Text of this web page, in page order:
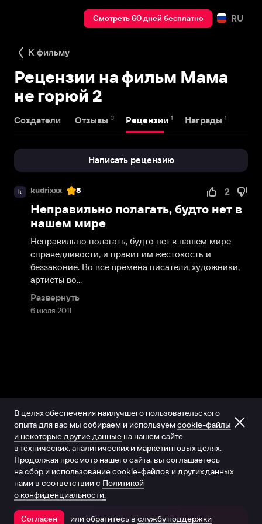
Смотреть 60 дней бесплатно RU
К фильму
Рецензии на фильм Мама
не горюй 2
Создатели Отзывы 3 Рецензии 1 Награды 1
Написать рецензию
k kudrixxx
6 июля 2011
8 2
Неправильно полагать, будто нет в
нашем мире
Неправильно полагать, будто нет в нашем мире
справедливости, и правит им жестокость и
беззаконие. Во все времена писатели, художники,
артисты во...
Развернуть
Открыть в приложении
В целях обеспечения наилучшего пользовательского
опыта для вас мы собираем и используем cookie-файлы
и некоторые другие данные на нашем сайте
в технических, аналитических и маркетинговых целях.
Продолжая просмотр нашего сайта, вы соглашаетесь
на сбор и использование cookie-файлов и других данных
нами в соответствии с Политикой
о конфиденциальности.
Согласен или обратитесь в службу поддержки